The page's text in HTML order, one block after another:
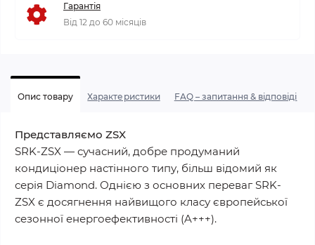
Гарантія
Від 12 до 60 місяців
Опис товару Характеристики FAQ – запитання & відповіді
Представляємо ZSX
SRK-ZSX — сучасний, добре продуманий
кондиціонер настінного типу, більш відомий як
серія Diamond. Однією з основних переваг SRK-
ZSX є досягнення найвищого класу європейської
сезонної енергоефективності (A+++).